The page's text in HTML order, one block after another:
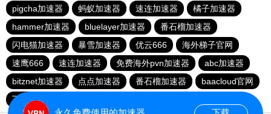
pigcha加速器
蚂蚁加速器 速连加速器
橘子加速器
hammer加速器
bluelayer加速器
番石榴加速器
闪电猫加速器
暴雪加速器 优云666
海外梯子官网
速鹰666
速连加速器 免费海外pvn加速器
abc加速器
bitznet加速器
点点加速器 番石榴加速器
baacloud官网
飞兔加速器